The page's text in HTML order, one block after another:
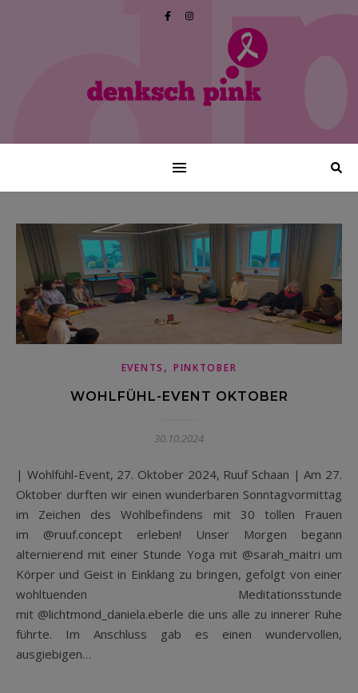
EVENTS , PINKTOBER
WOHLFÜHL-EVENT OKTOBER
30.10.2024
| Wohlfühl-Event, 27. Oktober 2024, Ruuf Schaan | Am 27.
Oktober durften wir einen wunderbaren Sonntagvormittag
im Zeichen des Wohlbefindens mit 30 tollen Frauen
im @ruuf.concept erleben! Unser Morgen begann
alternierend mit einer Stunde Yoga mit @sarah_maitri um
Körper und Geist in Einklang zu bringen, gefolgt von einer
wohltuenden Meditationsstunde
mit @lichtmond_daniela.eberle die uns alle zu innerer Ruhe
führte. Im Anschluss gab es einen wundervollen,
ausgiebigen…